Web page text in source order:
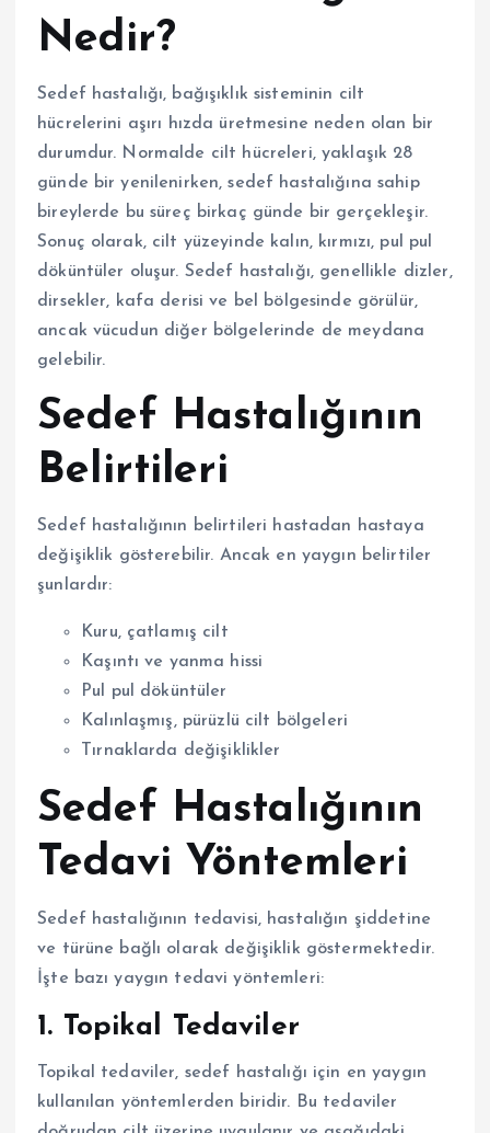
Nedir?
Sedef hastalığı, bağışıklık sisteminin cilt
hücrelerini aşırı hızda üretmesine neden olan bir
durumdur. Normalde cilt hücreleri, yaklaşık 28
günde bir yenilenirken, sedef hastalığına sahip
bireylerde bu süreç birkaç günde bir gerçekleşir.
Sonuç olarak, cilt yüzeyinde kalın, kırmızı, pul pul
döküntüler oluşur. Sedef hastalığı, genellikle dizler,
dirsekler, kafa derisi ve bel bölgesinde görülür,
ancak vücudun diğer bölgelerinde de meydana
gelebilir.
Sedef Hastalığının
Belirtileri
Sedef hastalığının belirtileri hastadan hastaya
değişiklik gösterebilir. Ancak en yaygın belirtiler
şunlardır:
Kuru, çatlamış cilt
Kaşıntı ve yanma hissi
Pul pul döküntüler
Kalınlaşmış, pürüzlü cilt bölgeleri
Tırnaklarda değişiklikler
Sedef Hastalığının
Tedavi Yöntemleri
Sedef hastalığının tedavisi, hastalığın şiddetine
ve türüne bağlı olarak değişiklik göstermektedir.
İşte bazı yaygın tedavi yöntemleri:
1. Topikal Tedaviler
Topikal tedaviler, sedef hastalığı için en yaygın
kullanılan yöntemlerden biridir. Bu tedaviler